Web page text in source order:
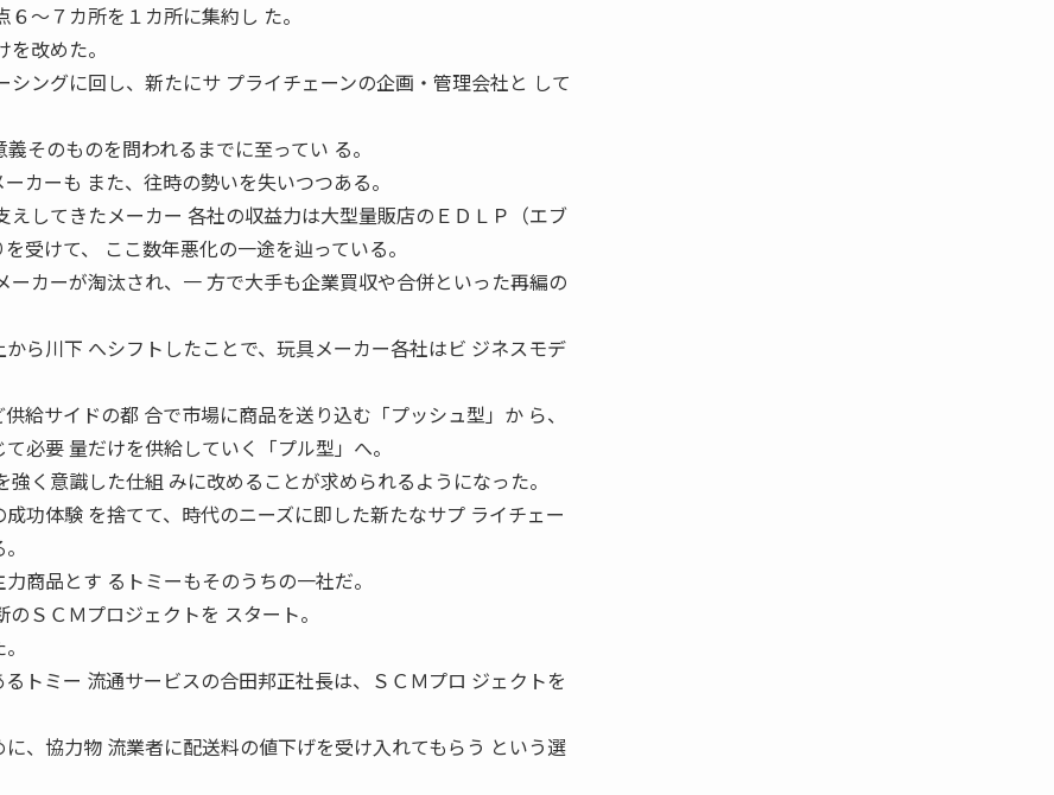
〜７カ所を１カ所に集約し た。
改めた。
ングに回し、新たにサ プライチェーンの企画・管理会社と して
義そのものを問われるまでに至ってい る。
カーも また、往時の勢いを失いつつある。
えしてきたメーカー 各社の収益力は大型量販店のＥＤＬＰ（エブ
受けて、 ここ数年悪化の一途を辿っている。
ーカーが淘汰され、一 方で大手も企業買収や合併といった再編の
ら川下 へシフトしたことで、玩具メーカー各社はビ ジネスモデ
給サイドの都 合で市場に商品を送り込む「プッシュ型」か ら、
必要 量だけを供給していく「プル型」へ。
く意識した仕組 みに改めることが求められるようになった。
功体験 を捨てて、時代のニーズに即した新たなサプ ライチェー
商品とす るトミーもそのうちの一社だ。
ＳＣＭプロジェクトを スタート。
トミー 流通サービスの合田邦正社長は、ＳＣＭプロ ジェクトを
に、協力物 流業者に配送料の値下げを受け入れてもらう という選